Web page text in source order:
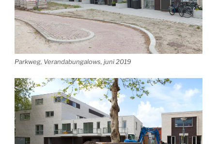
Parkweg, Verandabungalows, juni 2019